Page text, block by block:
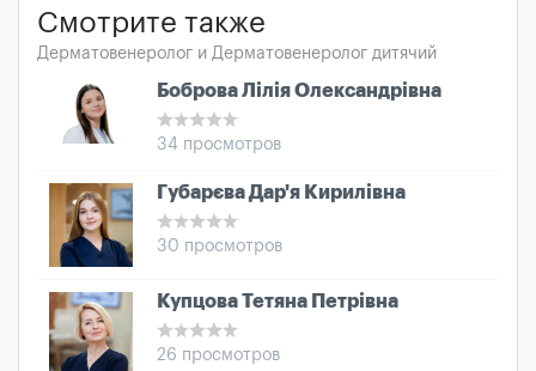
Смотрите также
Дерматовенеролог и Дерматовенеролог дитячий
Боброва Лілія Олександрівна
34 просмотров
Губарєва Дар'я Кирилівна
30 просмотров
Купцова Тетяна Петрівна
26 просмотров